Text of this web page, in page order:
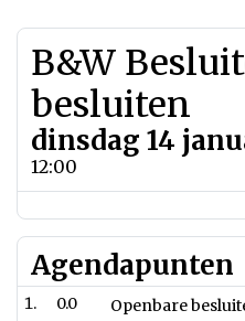
B&W
besluiten
dinsdag 14
12:00
Agendapunten
0.0
Openbare